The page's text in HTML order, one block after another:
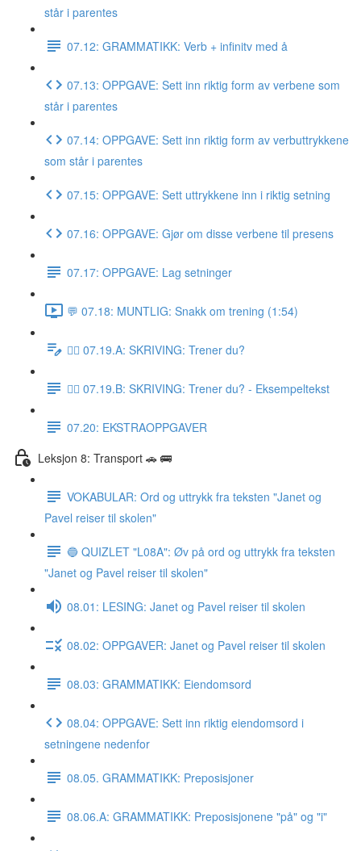
står i parentes
07.12: GRAMMATIKK: Verb + infinitv med å
07.13: OPPGAVE: Sett inn riktig form av verbene som
står i parentes
07.14: OPPGAVE: Sett inn riktig form av verbuttrykkene
som står i parentes
07.15: OPPGAVE: Sett uttrykkene inn i riktig setning
07.16: OPPGAVE: Gjør om disse verbene til presens
07.17: OPPGAVE: Lag setninger
💬 07.18: MUNTLIG: Snakk om trening (1:54)
✍🏼 07.19.A: SKRIVING: Trener du?
✍🏼 07.19.B: SKRIVING: Trener du? - Eksempeltekst
07.20: EKSTRAOPPGAVER
Leksjon 8: Transport 🚗 🚌
VOKABULAR: Ord og uttrykk fra teksten "Janet og
Pavel reiser til skolen"
🔵 QUIZLET "L08A": Øv på ord og uttrykk fra teksten
"Janet og Pavel reiser til skolen"
08.01: LESING: Janet og Pavel reiser til skolen
08.02: OPPGAVER: Janet og Pavel reiser til skolen
08.03: GRAMMATIKK: Eiendomsord
08.04: OPPGAVE: Sett inn riktig eiendomsord i
setningene nedenfor
08.05. GRAMMATIKK: Preposisjoner
08.06.A: GRAMMATIKK: Preposisjonene "på" og "i"